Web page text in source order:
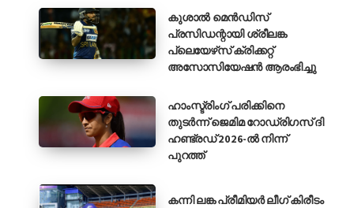
കുശാൽ മെൻഡിസ്
പ്രസിഡന്റായി ശ്രീലങ്ക
പ്ലെയേഴ്‌സ് ക്രിക്കറ്റ്
അസോസിയേഷൻ ആരംഭിച്ചു
ഹാംസ്ട്രിംഗ് പരിക്കിനെ
തുടർന്ന് ജെമിമ റോഡ്രിഗസ് ദി
ഹണ്ട്രഡ് 2026-ൽ നിന്ന്
പുറത്ത്
കന്നി ലങ്ക പ്രീമിയർ ലീഗ് കിരീടം